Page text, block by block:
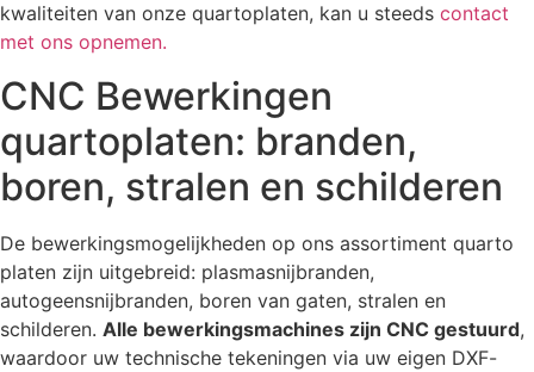
kwaliteiten van onze quartoplaten, kan u steeds contact
met ons opnemen.
CNC Bewerkingen
quartoplaten: branden,
boren, stralen en schilderen
De bewerkingsmogelijkheden op ons assortiment quarto
platen zijn uitgebreid: plasmasnijbranden,
autogeensnijbranden, boren van gaten, stralen en
schilderen. Alle bewerkingsmachines zijn CNC gestuurd,
waardoor uw technische tekeningen via uw eigen DXF-